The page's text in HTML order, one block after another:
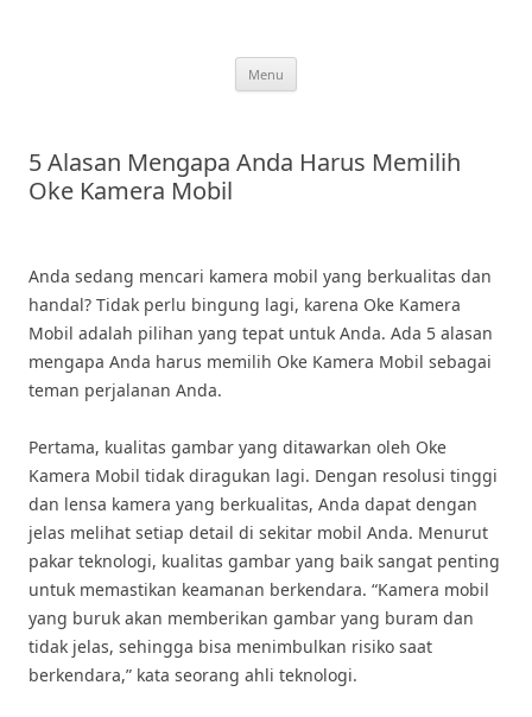
Menu
5 Alasan Mengapa Anda Harus Memilih
Oke Kamera Mobil
Anda sedang mencari kamera mobil yang berkualitas dan
handal? Tidak perlu bingung lagi, karena Oke Kamera
Mobil adalah pilihan yang tepat untuk Anda. Ada 5 alasan
mengapa Anda harus memilih Oke Kamera Mobil sebagai
teman perjalanan Anda.
Pertama, kualitas gambar yang ditawarkan oleh Oke
Kamera Mobil tidak diragukan lagi. Dengan resolusi tinggi
dan lensa kamera yang berkualitas, Anda dapat dengan
jelas melihat setiap detail di sekitar mobil Anda. Menurut
pakar teknologi, kualitas gambar yang baik sangat penting
untuk memastikan keamanan berkendara. “Kamera mobil
yang buruk akan memberikan gambar yang buram dan
tidak jelas, sehingga bisa menimbulkan risiko saat
berkendara,” kata seorang ahli teknologi.